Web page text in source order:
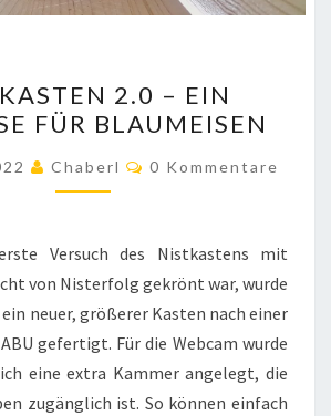
2.0
–
EIN
ZUHAUSE
BLAUMEISEN
2.0 – EIN
FÜR BLAUMEISEN
Chaberl Kommentare
0 Kommentare
Versuch des Nistkastens mit
von Nisterfolg gekrönt war, wurde
ein neuer, größerer Kasten nach einer
gefertigt. Für die Webcam wurde
eine extra Kammer angelegt, die
zugänglich ist. So können einfach